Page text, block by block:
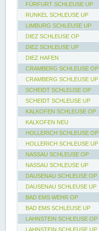
FÜRFURT SCHLEUSE UP
RUNKEL SCHLEUSE UP
LIMBURG SCHLEUSE UP
DIEZ SCHLEUSE OP
DIEZ SCHLEUSE UP
DIEZ HAFEN
CRAMBERG SCHLEUSE OP
CRAMBERG SCHLEUSE UP
SCHEIDT SCHLEUSE OP
SCHEIDT SCHLEUSE UP
KALKOFEN SCHLEUSE OP
KALKOFEN NEU
HOLLERICH SCHLEUSE OP
HOLLERICH SCHLEUSE UP
NASSAU SCHLEUSE OP
NASSAU SCHLEUSE UP
DAUSENAU SCHLEUSE OP
DAUSENAU SCHLEUSE UP
BAD EMS WEHR OP
BAD EMS SCHLEUSE UP
LAHNSTEIN SCHLEUSE OP
LAHNSTEIN SCHLEUSE UP